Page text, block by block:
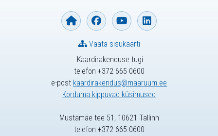
Kaardirakenduse tugi
telefon +372 665 0600
e-post kaardirakendus@maaruum.ee
Korduma kippuvad küsimused
Vaata sisukaarti
Mustamäe tee 51, 10621 Tallinn
telefon +372 665 0600